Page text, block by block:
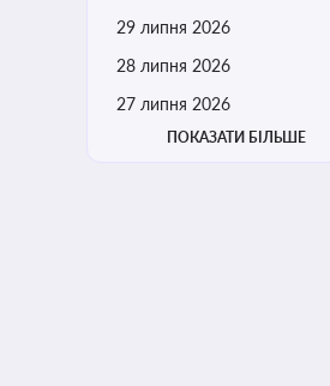
29 липня 2026
28 липня 2026
27 липня 2026
ПОКАЗАТИ БІЛЬШЕ